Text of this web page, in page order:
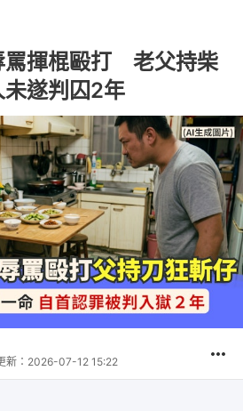
罵揮棍毆打 老父持柴
遂判囚2年
新： 2026-07-12 15:22